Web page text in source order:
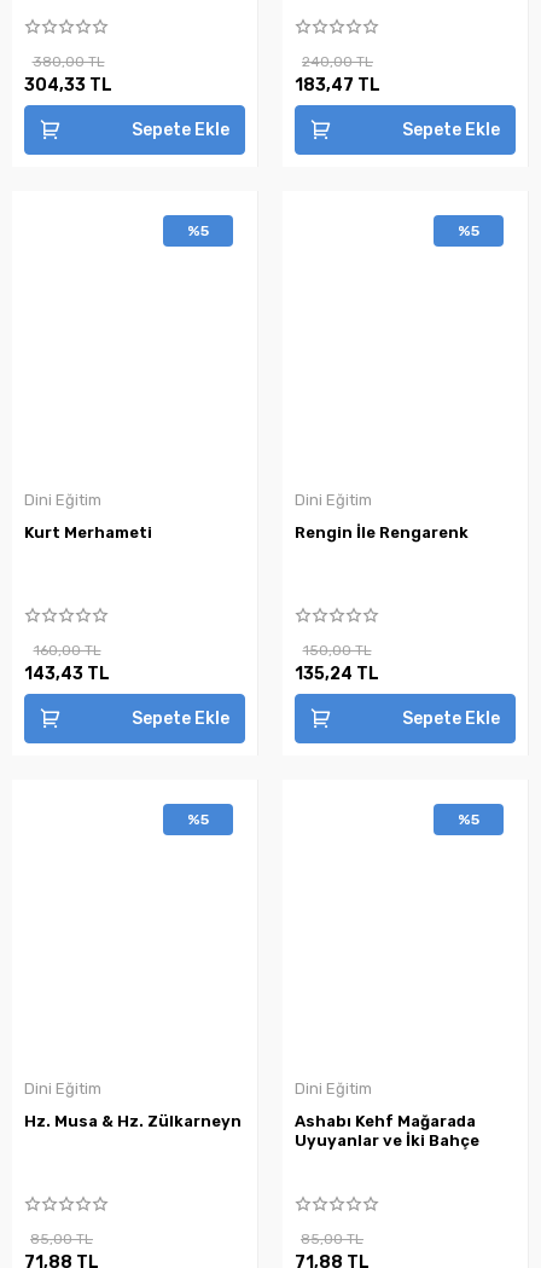
380,00 TL
304,33 TL
Sepete Ekle
240,00 TL
183,47 TL
Sepete Ekle
%5
Dini Eğitim
Kurt Merhameti
160,00 TL
143,43 TL
Sepete Ekle
%5
Dini Eğitim
Rengin İle Rengarenk
150,00 TL
135,24 TL
Sepete Ekle
%5
Dini Eğitim
Hz. Musa & Hz. Zülkarneyn
85,00 TL
71,88 TL
%5
Dini Eğitim
Ashabı Kehf Mağarada
Uyuyanlar ve İki Bahçe
85,00 TL
71,88 TL